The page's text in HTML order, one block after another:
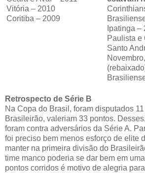
Vitória – 2010
Coritiba – 2009
Ipatinga –
Paulista e
Santo
Retrospecto de Série B
Na Copa do Brasil, foram disputados
Brasileirão, valeriam 33 pontos.
foram contra adversários da Série A.
foi preciso bem menos esforço de elite
manter na primeira divisão do
time manco poderia se dar bem em
pontos corridos é motivo de alegria